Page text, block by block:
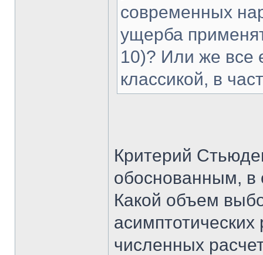
современных
ущерба
10)? Или же все
классикой, в
Критерий
обоснованным, в
Какой объем
асимптотических
численных